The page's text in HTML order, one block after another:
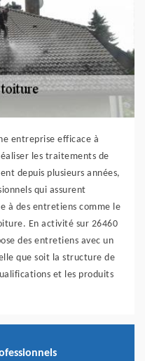
entreprise efficace à
les traitements de
depuis plusieurs années,
qui assurent
à des entretiens comme le
En activité sur 26460
des entretiens avec un
que soit la structure de
et les produits